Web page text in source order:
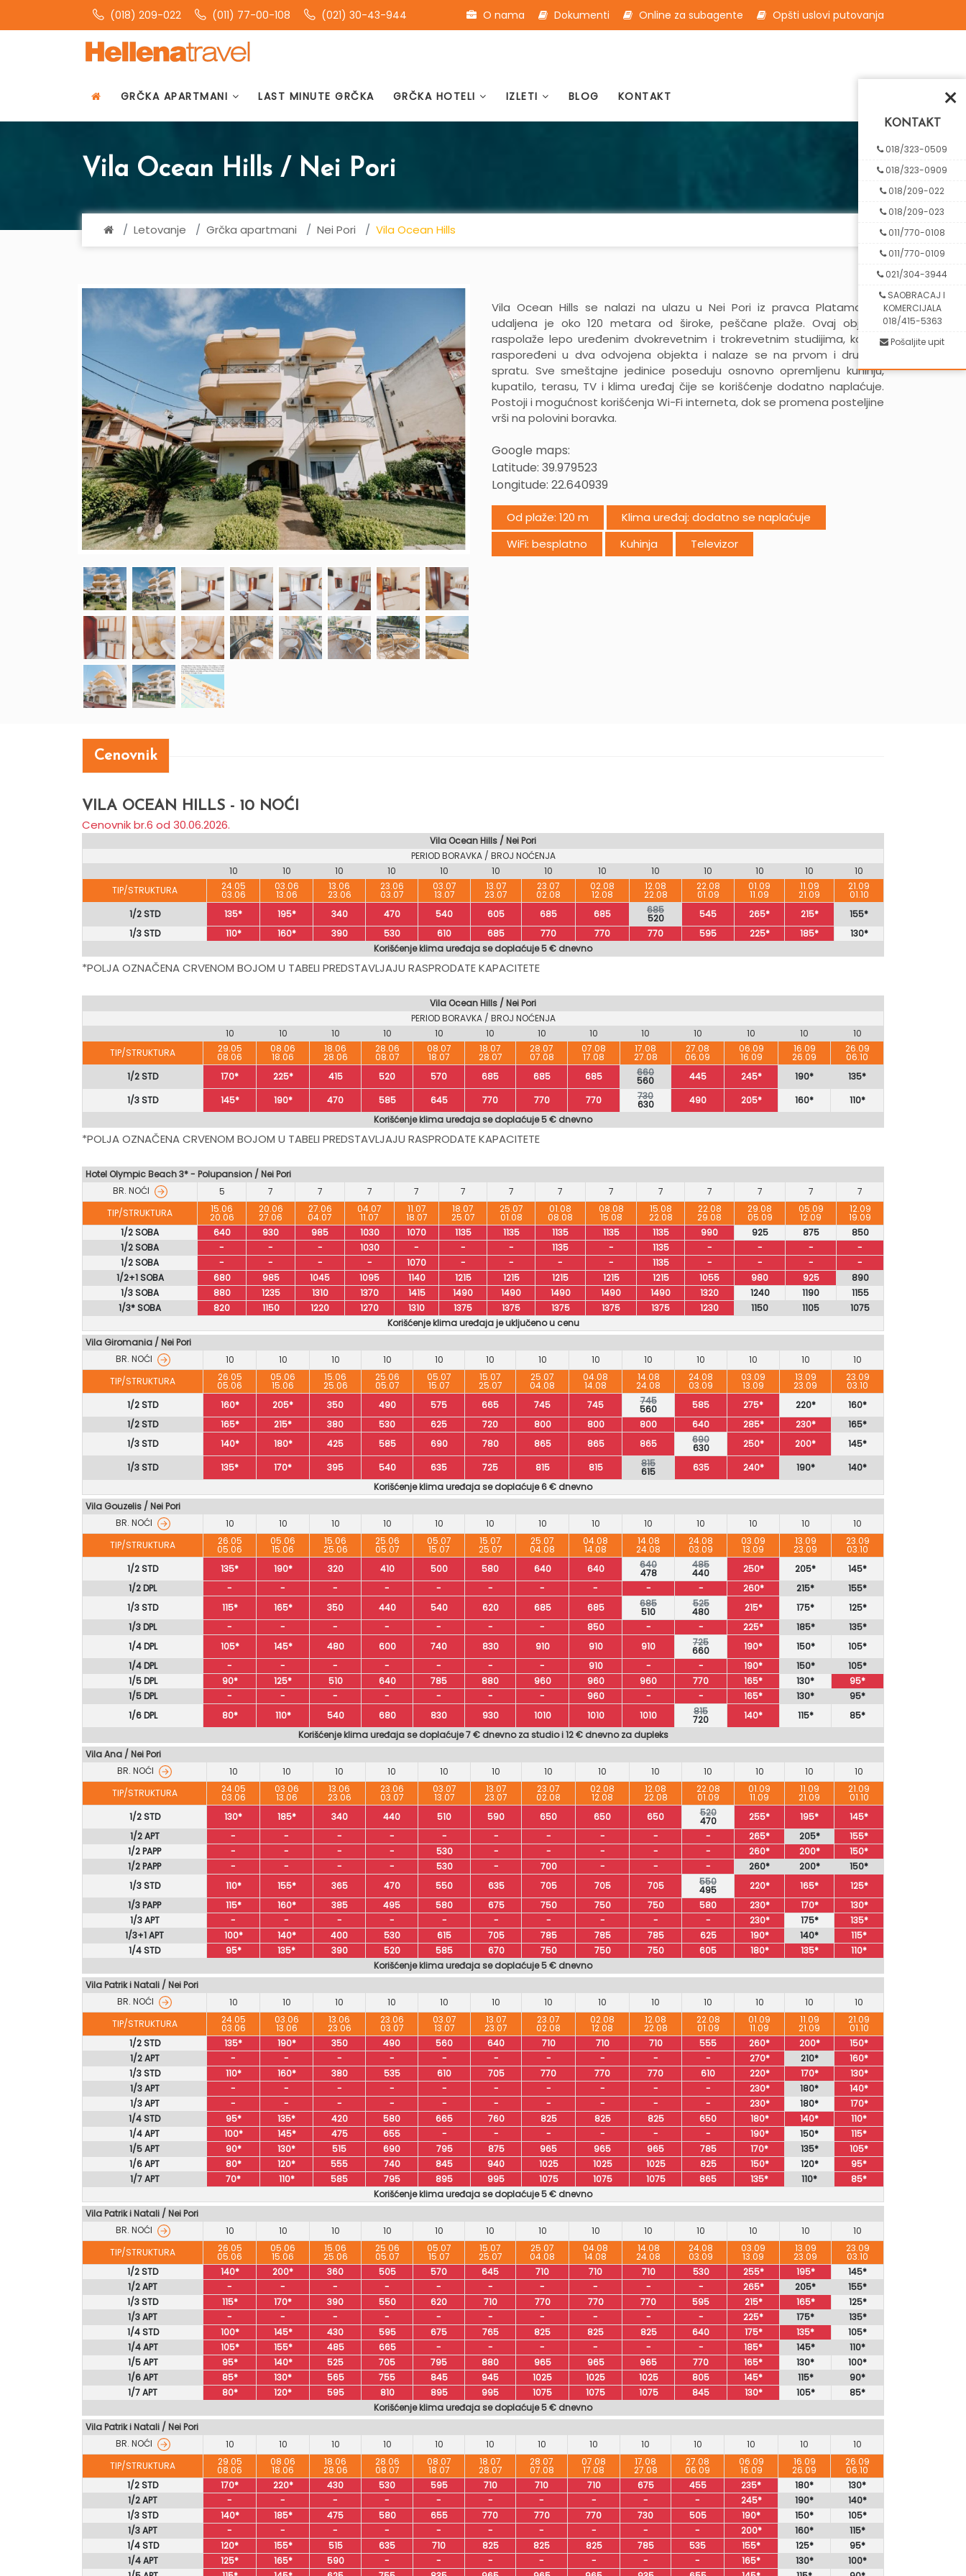
(018) 209-022 (011) 77-00-108 (021) 30-43-944 O nama Dokumenti Online za subagente Opšti uslovi putovanja
GRČKA APARTMANI LAST MINUTE GRČKA GRČKA HOTELI IZLETI BLOG KONTAKT
Vila Ocean Hills / Nei Pori
Letovanje Grčka apartmani Nei Pori Vila Ocean Hills
Vila Ocean Hills se nalazi na ulazu u Nei Pori iz pravca Platamona i
udaljena je oko 120 metara od široke, peščane plaže. Ovaj objekat
raspolaže lepo uređenim dvokrevetnim i trokrevetnim studijima, koji su
raspoređeni u dva odvojena objekta i nalaze se na prvom i drugom
spratu. Sve smeštajne jedinice poseduju osnovno opremljenu kuhinju,
kupatilo, terasu, TV i klima uređaj čije se korišćenje dodatno naplaćuje.
Postoji i mogućnost korišćenja Wi-Fi interneta, dok se promena posteljine
vrši na polovini boravka.
Google maps:
Latitude: 39.979523
Longitude: 22.640939
Od plaže: 120 m
Klima uređaj: dodatno se naplaćuje
WiFi: besplatno
Kuhinja Televizor
Cenovnik
VILA OCEAN HILLS - 10 NOĆI
Cenovnik br.6 od 30.06.2026.
Vila Ocean Hills / Nei Pori
PERIOD BORAVKA / BROJ NOĆENJA
10
10 10 10 10 10 10 10 10 10 10 10
10
TIP/STRUKTURA
24.05
03.06
03.06
13.06
13.06
23.06
23.06
03.07
03.07
13.07
13.07
23.07
23.07
02.08
02.08
12.08
12.08
22.08
22.08
01.09
01.09
11.09
11.09
21.09
21.09
01.10
1/2 STD
135* 195* 340 470 540 605 685 685 685
520 545 265* 215*
155*
1/3 STD
110* 160* 390 530 610 685 770 770 770 595 225* 185*
130*
Korišćenje klima uređaja se doplaćuje 5 € dnevno
*POLJA OZNAČENA CRVENOM BOJOM U TABELI PREDSTAVLJAJU RASPRODATE KAPACITETE
Vila Ocean Hills / Nei Pori
PERIOD BORAVKA / BROJ NOĆENJA
10
10 10 10 10 10 10 10 10 10 10 10
10
TIP/STRUKTURA
29.05
08.06
08.06
18.06
18.06
28.06
28.06
08.07
08.07
18.07
18.07
28.07
28.07
07.08
07.08
17.08
17.08
27.08
27.08
06.09
06.09
16.09
16.09
26.09
26.09
06.10
1/2 STD
170* 225* 415 520 570 685 685 685 660
560 445 245* 190*
135*
1/3 STD
145* 190* 470 585 645 770 770 770 730
630 490 205* 160*
110*
Korišćenje klima uređaja se doplaćuje 5 € dnevno
*POLJA OZNAČENA CRVENOM BOJOM U TABELI PREDSTAVLJAJU RASPRODATE KAPACITETE
Hotel Olympic Beach 3* - Polupansion / Nei Pori
BR. NOĆI
5 7 7 7 7 7 7 7 7 7 7 7 7
7
TIP/STRUKTURA
15.06
20.06
20.06
27.06
27.06
04.07
04.07
11.07
11.07
18.07
18.07
25.07
25.07
01.08
01.08
08.08
08.08
15.08
15.08
22.08
22.08
29.08
29.08
05.09
05.09
12.09
12.09
19.09
1/2 SOBA
640 930 985 1030 1070 1135 1135 1135 1135 1135 990 925 875
850
1/2 SOBA
- - - 1030 - - - 1135 - 1135 - - -
-
1/2 SOBA
- - - - 1070 - - - - 1135 - - -
-
1/2+1 SOBA
680 985 1045 1095 1140 1215 1215 1215 1215 1215 1055 980 925
890
1/3 SOBA
880 1235 1310 1370 1415 1490 1490 1490 1490 1490 1320 1240 1190
1155
1/3* SOBA
820 1150 1220 1270 1310 1375 1375 1375 1375 1375 1230 1150 1105
1075
Korišćenje klima uređaja je uključeno u cenu
Vila Giromania / Nei Pori
BR. NOĆI
10 10 10 10 10 10 10 10 10 10 10 10
10
TIP/STRUKTURA
26.05
05.06
05.06
15.06
15.06
25.06
25.06
05.07
05.07
15.07
15.07
25.07
25.07
04.08
04.08
14.08
14.08
24.08
24.08
03.09
03.09
13.09
13.09
23.09
23.09
03.10
1/2 STD
160* 205* 350 490 575 665 745 745 745
560 585 275* 220*
160*
1/2 STD
165* 215* 380 530 625 720 800 800 800 640 285* 230*
165*
1/3 STD
140* 180* 425 585 690 780 865 865 865 690
630 250* 200*
145*
1/3 STD
135* 170* 395 540 635 725 815 815 815
615 635 240* 190*
140*
Korišćenje klima uređaja se doplaćuje 6 € dnevno
Vila Gouzelis / Nei Pori
BR. NOĆI
10 10 10 10 10 10 10 10 10 10 10 10
10
TIP/STRUKTURA
26.05
05.06
05.06
15.06
15.06
25.06
25.06
05.07
05.07
15.07
15.07
25.07
25.07
04.08
04.08
14.08
14.08
24.08
24.08
03.09
03.09
13.09
13.09
23.09
23.09
03.10
1/2 STD
135* 190* 320 410 500 580 640 640 640
478
485
440 250* 205*
145*
1/2 DPL
- - - - - - - - - - 260* 215*
155*
1/3 STD
115* 165* 350 440 540 620 685 685 685
510
525
480 215* 175*
125*
1/3 DPL
- - - - - - - 850 - - 225* 185*
135*
1/4 DPL
105* 145* 480 600 740 830 910 910 910 725
660 190* 150*
105*
1/4 DPL
- - - - - - - 910 - - 190* 150*
105*
1/5 DPL
90* 125* 510 640 785 880 960 960 960 770 165* 130*
95*
1/5 DPL
- - - - - - - 960 - - 165* 130*
95*
1/6 DPL
80* 110* 540 680 830 930 1010 1010 1010 815
720 140* 115*
85*
Korišćenje klima uređaja se doplaćuje 7 € dnevno za studio i 12 € dnevno za dupleks
Vila Ana / Nei Pori
BR. NOĆI
10 10 10 10 10 10 10 10 10 10 10 10
10
TIP/STRUKTURA
24.05
03.06
03.06
13.06
13.06
23.06
23.06
03.07
03.07
13.07
13.07
23.07
23.07
02.08
02.08
12.08
12.08
22.08
22.08
01.09
01.09
11.09
11.09
21.09
21.09
01.10
1/2 STD
130* 185* 340 440 510 590 650 650 650 520
470 255* 195*
145*
1/2 APT
- - - - - - - - - - 265* 205*
155*
1/2 PAPP
- - - - 530 - - - - - 260* 200*
150*
1/2 PAPP
- - - - 530 - 700 - - - 260* 200*
150*
1/3 STD
110* 155* 365 470 550 635 705 705 705 550
495 220* 165*
125*
1/3 PAPP
115* 160* 385 495 580 675 750 750 750 580 230* 170*
130*
1/3 APT
- - - - - - - - - - 230* 175*
135*
1/3+1 APT
100* 140* 400 530 615 705 785 785 785 625 190* 140*
115*
1/4 STD
95* 135* 390 520 585 670 750 750 750 605 180* 135*
110*
Korišćenje klima uređaja se doplaćuje 5 € dnevno
Vila Patrik i Natali / Nei Pori
BR. NOĆI
10 10 10 10 10 10 10 10 10 10 10 10
10
TIP/STRUKTURA
24.05
03.06
03.06
13.06
13.06
23.06
23.06
03.07
03.07
13.07
13.07
23.07
23.07
02.08
02.08
12.08
12.08
22.08
22.08
01.09
01.09
11.09
11.09
21.09
21.09
01.10
1/2 STD
135* 190* 350 490 560 640 710 710 710 555 260* 200*
150*
1/2 APT
- - - - - - - - - - 270* 210*
160*
1/3 STD
110* 160* 380 535 610 705 770 770 770 610 220* 170*
130*
1/3 APT
- - - - - - - - - - 230* 180*
140*
1/3 APT
- - - - - - - - - - 230* 180*
170*
1/4 STD
95* 135* 420 580 665 760 825 825 825 650 180* 140*
110*
1/4 APT
100* 145* 475 655 - - - - - - 190* 150*
115*
1/5 APT
90* 130* 515 690 795 875 965 965 965 785 170* 135*
105*
1/6 APT
80* 120* 555 740 845 940 1025 1025 1025 825 150* 120*
95*
1/7 APT
70* 110* 585 795 895 995 1075 1075 1075 865 135* 110*
85*
Korišćenje klima uređaja se doplaćuje 5 € dnevno
Vila Patrik i Natali / Nei Pori
BR. NOĆI
10 10 10 10 10 10 10 10 10 10 10 10
10
TIP/STRUKTURA
26.05
05.06
05.06
15.06
15.06
25.06
25.06
05.07
05.07
15.07
15.07
25.07
25.07
04.08
04.08
14.08
14.08
24.08
24.08
03.09
03.09
13.09
13.09
23.09
23.09
03.10
1/2 STD
140* 200* 360 505 570 645 710 710 710 530 255* 195*
145*
1/2 APT
- - - - - - - - - - 265* 205*
155*
1/3 STD
115* 170* 390 550 620 710 770 770 770 595 215* 165*
125*
1/3 APT
- - - - - - - - - - 225* 175*
135*
1/4 STD
100* 145* 430 595 675 765 825 825 825 640 175* 135*
105*
1/4 APT
105* 155* 485 665 - - - - - - 185* 145*
110*
1/5 APT
95* 140* 525 705 795 880 965 965 965 770 165* 130*
100*
1/6 APT
85* 130* 565 755 845 945 1025 1025 1025 805 145* 115*
90*
1/7 APT
80* 120* 595 810 895 995 1075 1075 1075 845 130* 105*
85*
Korišćenje klima uređaja se doplaćuje 5 € dnevno
Vila Patrik i Natali / Nei Pori
BR. NOĆI
10 10 10 10 10 10 10 10 10 10 10 10
10
TIP/STRUKTURA
29.05
08.06
08.06
18.06
18.06
28.06
28.06
08.07
08.07
18.07
18.07
28.07
28.07
07.08
07.08
17.08
17.08
27.08
27.08
06.09
06.09
16.09
16.09
26.09
26.09
06.10
1/2 STD
170* 220* 430 530 595 710 710 710 675 455 235* 180*
130*
1/2 APT
- - - - - - - - - - 245* 190*
140*
1/3 STD
140* 185* 475 580 655 770 770 770 730 505 190* 150*
105*
1/3 APT
- - - - - - - - - - 200* 160*
115*
1/4 STD
120* 155* 515 635 710 825 825 825 785 535 155* 125*
95*
1/4 APT
125* 165* 590 - - - - - - - 165* 130*
100*
×
KONTAKT
018/323-0509
018/323-0909
018/209-022
018/209-023
011/770-0108
011/770-0109
021/304-3944
SAOBRACAJ I
KOMERCIJALA
018/415-5363
Pošaljite upit